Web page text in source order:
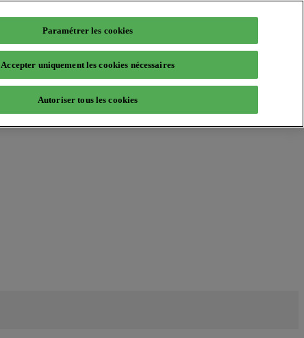
Paramétrer les cookies
Accepter uniquement les cookies nécessaires
Autoriser tous les cookies